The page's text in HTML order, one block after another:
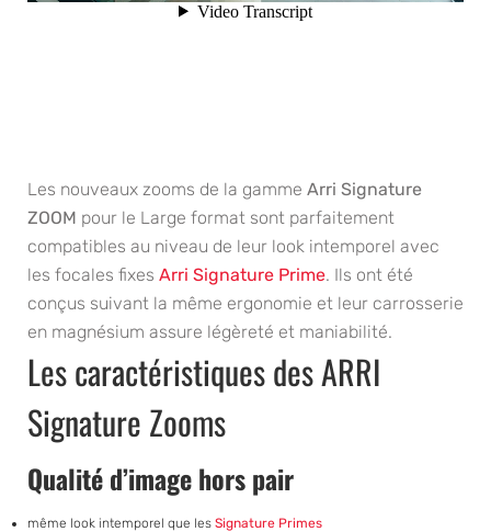
Les nouveaux zooms de la gamme Arri Signature
ZOOM pour le Large format sont parfaitement
compatibles au niveau de leur look intemporel avec
les focales fixes Arri Signature Prime. Ils ont été
conçus suivant la même ergonomie et leur carrosserie
en magnésium assure légèreté et maniabilité.
Les caractéristiques des ARRI
Signature Zooms
Qualité d’image hors pair
même look intemporel que les Signature Primes